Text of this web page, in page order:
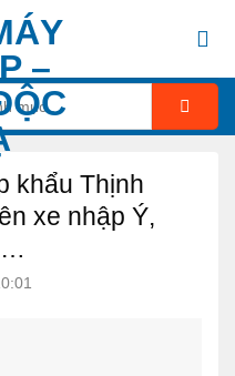
khẩu Thịnh
xe nhập Ý,